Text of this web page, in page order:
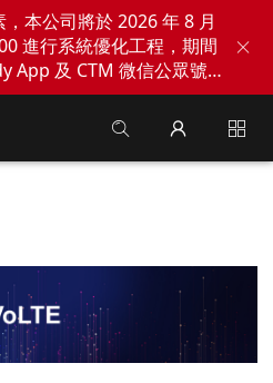
本公司將於 2026 年 8 月
進行系統優化工程，期間
App 及 CTM 微信公眾號
便之處，敬請見諒！